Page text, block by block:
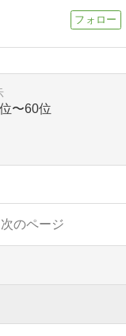
〜60位
次のページ